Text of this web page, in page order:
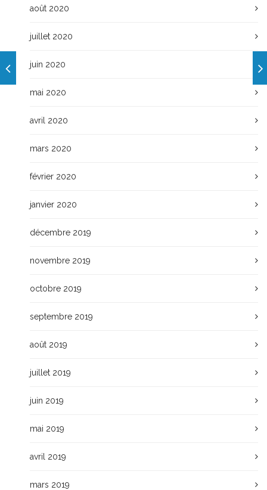
août 2020
juillet 2020
juin 2020
mai 2020
avril 2020
mars 2020
février 2020
janvier 2020
décembre 2019
novembre 2019
octobre 2019
septembre 2019
août 2019
juillet 2019
juin 2019
mai 2019
avril 2019
mars 2019